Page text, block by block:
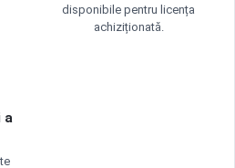
disponibile pentru licența
achiziționată.
a